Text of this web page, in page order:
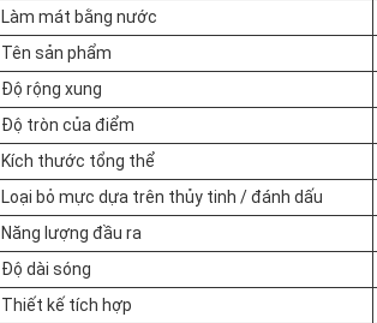
Làm mát bằng nước
Tên sản phẩm
Độ rộng xung
Độ tròn của điểm
Kích thước tổng thể
Loại bỏ mực dựa trên thủy tinh / đánh dấu
Năng lượng đầu ra
Độ dài sóng
Thiết kế tích hợp